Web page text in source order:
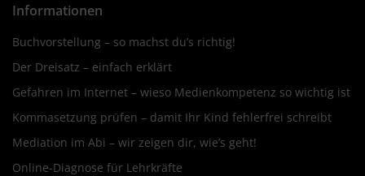
Informationen
Buchvorstellung – so machst du’s richtig!
Der Dreisatz – einfach erklärt
Gefahren im Internet – wieso Medienkompetenz so wichtig ist
Kommasetzung prüfen – damit Ihr Kind fehlerfrei schreibt
Mediation im Abi – wir zeigen dir, wie’s geht!
Online-Diagnose für Lehrkräfte